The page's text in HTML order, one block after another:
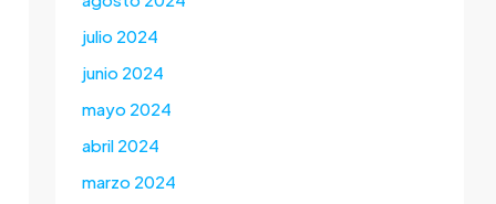
julio 2024
junio 2024
mayo 2024
abril 2024
marzo 2024